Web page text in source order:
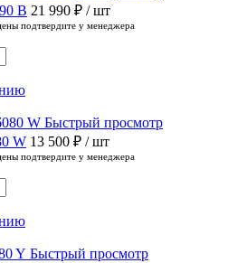
B 21 990 ₽ / шт
подтвердите у менеджера
Быстрый просмотр
W 13 500 ₽ / шт
подтвердите у менеджера
Быстрый просмотр